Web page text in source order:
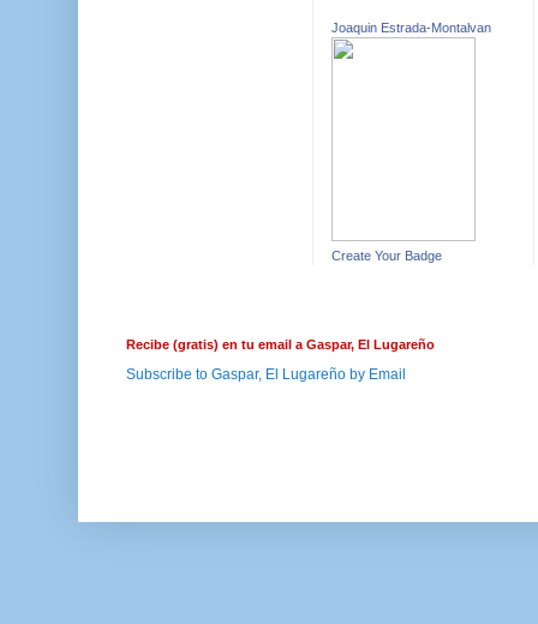
Joaquin Estrada-Montalvan
Create Your Badge
Recibe (gratis) en tu email a Gaspar, El Lugareño
Subscribe to Gaspar, El Lugareño by Email